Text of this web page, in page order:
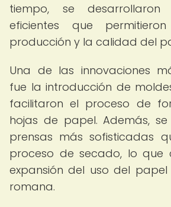
tiempo, se desarrollaron
eficientes que
producción y la calidad del
Una de las innovaciones
fue la introducción de
facilitaron el proceso de
hojas de papel. Además,
prensas más sofisticadas
proceso de secado, lo que
expansión del uso del
romana.